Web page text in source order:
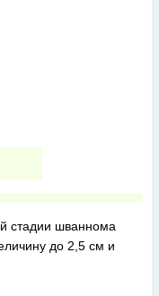
стадии шваннома
до 2,5 см и